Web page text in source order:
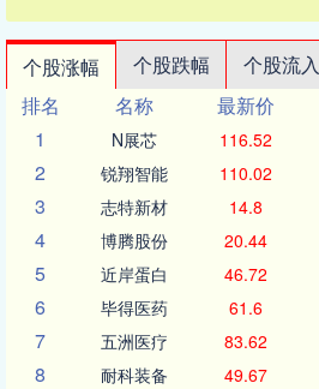
个股涨幅 个股跌幅 个股流入
排名
名称 最新价
1
N展芯 116.52
2 锐翔智能 110.02
3 志特新材 14.8
4 博腾股份 20.44
5 近岸蛋白 46.72
6 毕得医药 61.6
7 五洲医疗 83.62
8 耐科装备 49.67